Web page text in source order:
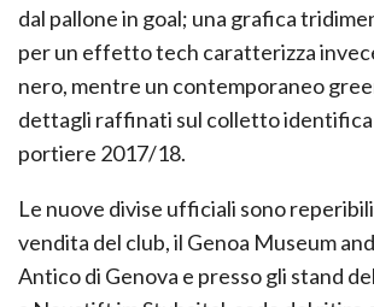
dal pallone in goal; una grafica
per un effetto tech caratterizza
nero, mentre un contemporaneo
dettagli raffinati sul colletto
portiere 2017/18.
Le nuove divise ufficiali sono
vendita del club, il Genoa Museum
Antico di Genova e presso gli stand